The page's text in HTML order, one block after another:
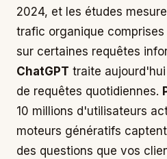
2024, et les études
trafic organique
sur certaines requêtes
ChatGPT traite
de requêtes quotidiennes.
10 millions d'utilisateurs
moteurs génératifs
des questions que vos